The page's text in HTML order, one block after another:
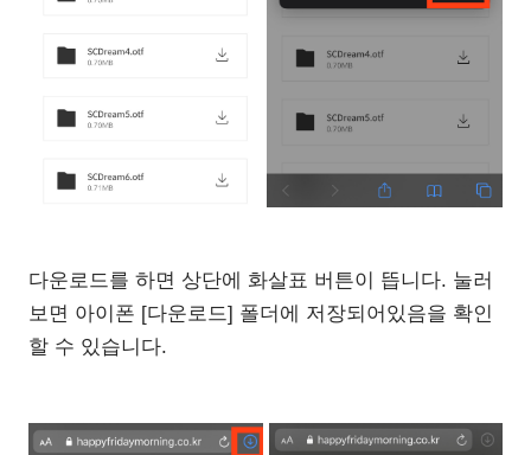
다운로드를 하면 상단에 화살표 버튼이 뜹니다. 눌러
보면 아이폰 [다운로드] 폴더에 저장되어있음을 확인
할 수 있습니다.